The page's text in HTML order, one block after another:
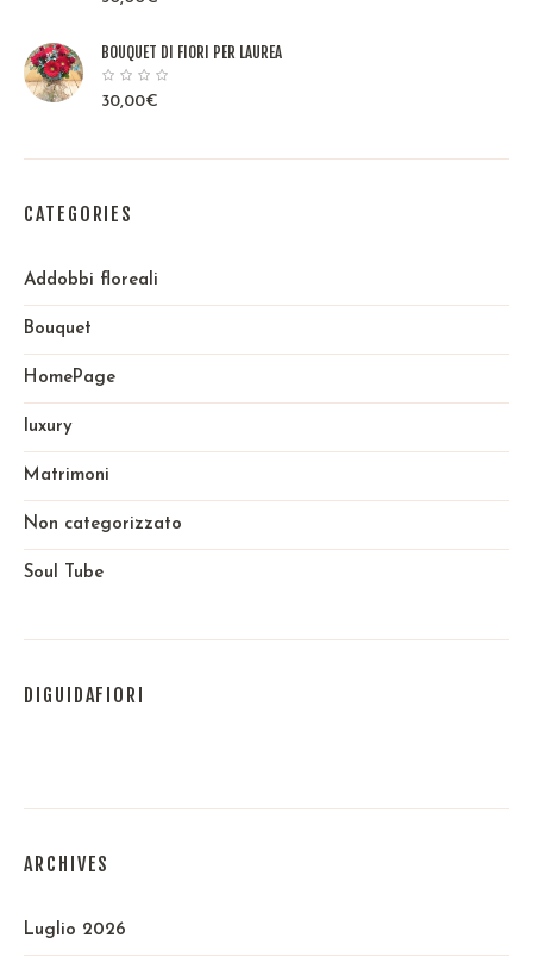
BOUQUET DI FIORI PER LAUREA
30,00€
CATEGORIES
Addobbi floreali
Bouquet
HomePage
luxury
Matrimoni
Non categorizzato
Soul Tube
DIGUIDAFIORI
ARCHIVES
Luglio 2026